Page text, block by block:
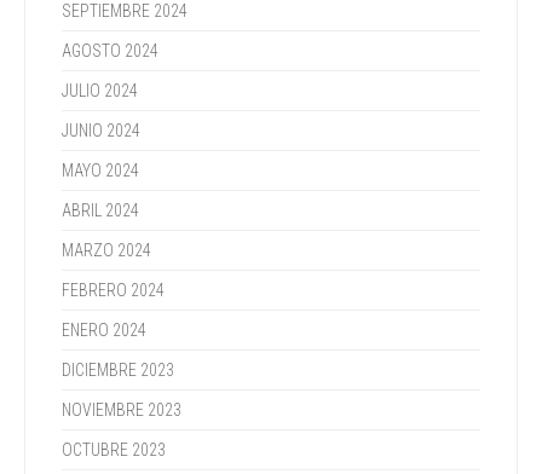
SEPTIEMBRE 2024
AGOSTO 2024
JULIO 2024
JUNIO 2024
MAYO 2024
ABRIL 2024
MARZO 2024
FEBRERO 2024
ENERO 2024
DICIEMBRE 2023
NOVIEMBRE 2023
OCTUBRE 2023